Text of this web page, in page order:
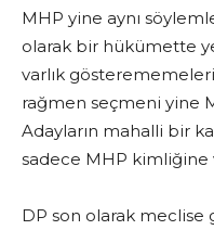
MHP yine aynı
olarak bir hükümette
varlık
rağmen seçmeni yine
Adayların mahalli bir
sadece MHP kimliğine
DP son olarak meclise